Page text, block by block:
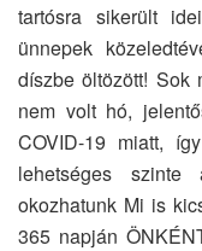
tartósra sikerült
ünnepek
díszbe öltözött! Sok
nem volt hó,
COVID-19 miatt,
lehetséges
okozhatunk Mi is
365 napján